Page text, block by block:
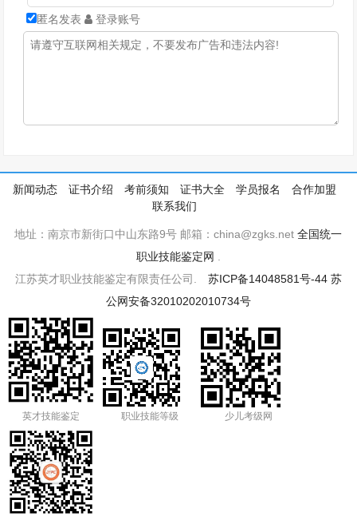
匿名发表 登录账号
新闻动态 证书介绍 考前须知 证书大全 学员报名
合作加盟
联系我们
地址：南京市新街口中山东路9号 邮箱：china@zgks.net全国统一
职业技能鉴定网
江苏英才职业技能鉴定有限责任公司. 苏ICP备14048581号-44 苏
公网安备32010202010734号
英才技能鉴定 职业技能等级 少儿考级网